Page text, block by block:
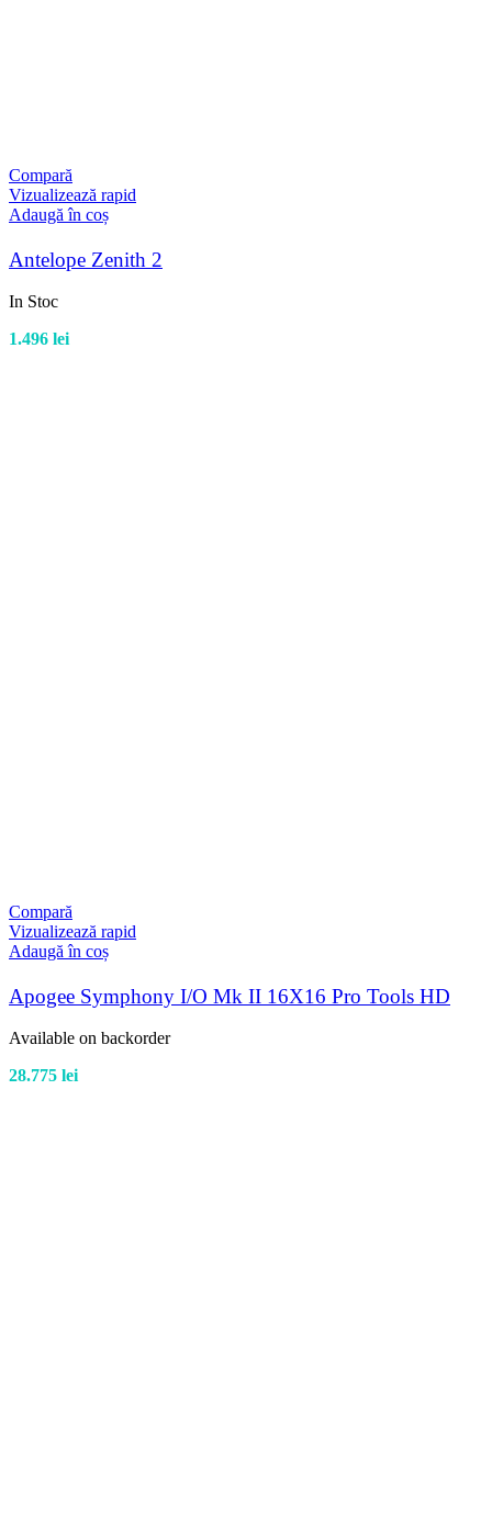
Compară
Vizualizează rapid
Adaugă în coș
Antelope Zenith 2
In Stoc
1.496 lei
Compară
Vizualizează rapid
Adaugă în coș
Apogee Symphony I/O Mk II 16X16 Pro Tools HD
Available on backorder
28.775 lei